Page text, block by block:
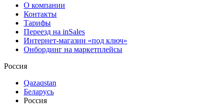
О компании
Контакты
Тарифы
Переезд на inSales
Интернет-магазин «под ключ»
Онбординг на маркетплейсы
Россия
Qazaqstan
Беларусь
Россия